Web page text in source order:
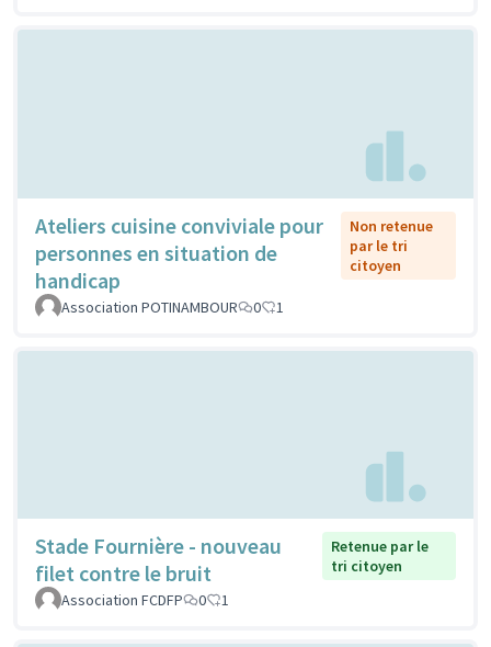
Ateliers cuisine conviviale pour
personnes en situation de
handicap
Non retenue
par le tri
citoyen
Association POTINAMBOUR 0 1
Stade Fournière - nouveau
filet contre le bruit
Retenue par le
tri citoyen
Association FCDFP
0 1